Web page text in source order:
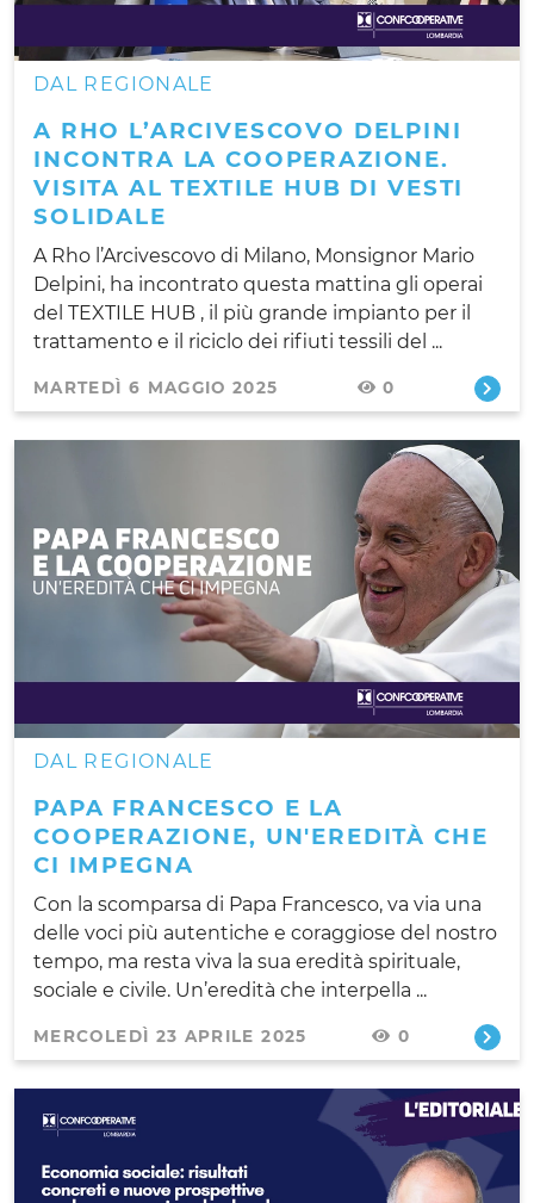
DAL REGIONALE
A RHO L’ARCIVESCOVO DELPINI
INCONTRA LA COOPERAZIONE.
VISITA AL TEXTILE HUB DI VESTI
SOLIDALE
A Rho l’Arcivescovo di Milano, Monsignor Mario
Delpini, ha incontrato questa mattina gli operai
del TEXTILE HUB , il più grande impianto per il
trattamento e il riciclo dei rifiuti tessili del ...
MARTEDÌ 6 MAGGIO 2025 0
DAL REGIONALE
PAPA FRANCESCO E LA
COOPERAZIONE, UN'EREDITÀ CHE
CI IMPEGNA
Con la scomparsa di Papa Francesco, va via una
delle voci più autentiche e coraggiose del nostro
tempo, ma resta viva la sua eredità spirituale,
sociale e civile. Un’eredità che interpella ...
MERCOLEDÌ 23 APRILE 2025 0